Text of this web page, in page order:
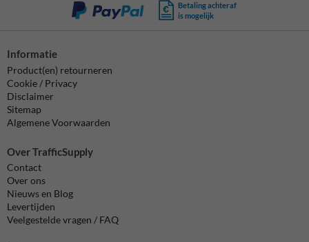
Betaling achteraf
is mogelijk
Informatie
Product(en) retourneren
Cookie / Privacy
Disclaimer
Sitemap
Algemene Voorwaarden
Over TrafficSupply
Contact
Over ons
Nieuws en Blog
Levertijden
Veelgestelde vragen / FAQ